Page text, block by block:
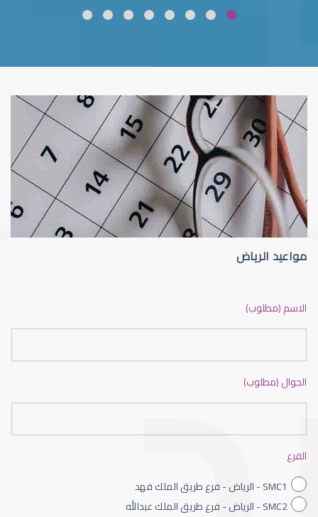
قلوبال لرعاية العين ضعف نظر
ضعف نظر الاطفال
مواعيد الرياض
الاسم (مطلوب)
الجوال (مطلوب)
الفرع
SMC1 - الرياض - فرع طريق الملك فهد
SMC2 - الرياض - فرع طريق الملك عبدالله